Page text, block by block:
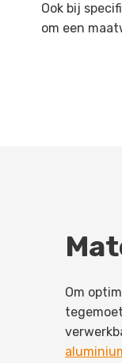
Ook bij
om een
Om